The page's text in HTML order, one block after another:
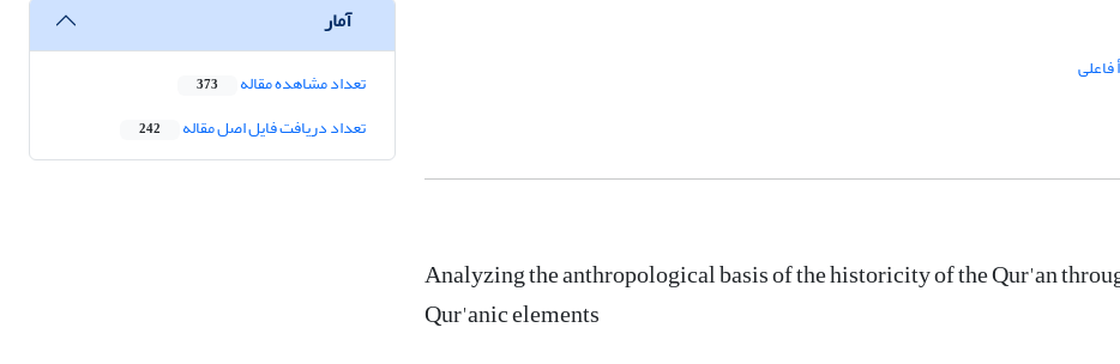
فاعلی
Analyzing the anthropological basis of the historicity of the Qur'an
Qur'anic elements
آمار
تعداد مشاهده مقاله 373
تعداد دریافت فایل اصل مقاله 242